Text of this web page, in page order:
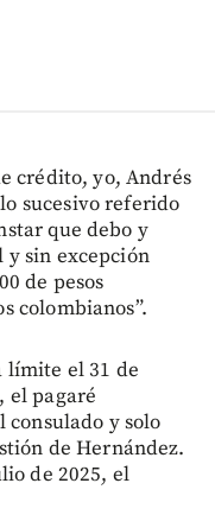
crédito, yo, Andrés
sucesivo referido
que debo y
y sin excepción
de pesos
colombianos”.
límite el 31 de
el pagaré
consulado y solo
de Hernández.
de 2025, el